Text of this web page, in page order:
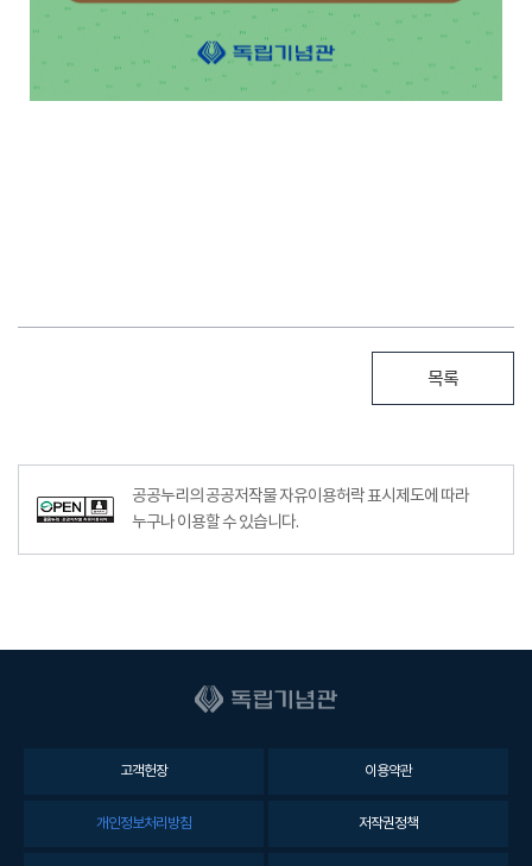
목록
공공누리의 공공저작물 자유이용허락 표시제도에 따라
누구나 이용할 수 있습니다.
고객헌장 이용약관
개인정보처리방침 저작권정책